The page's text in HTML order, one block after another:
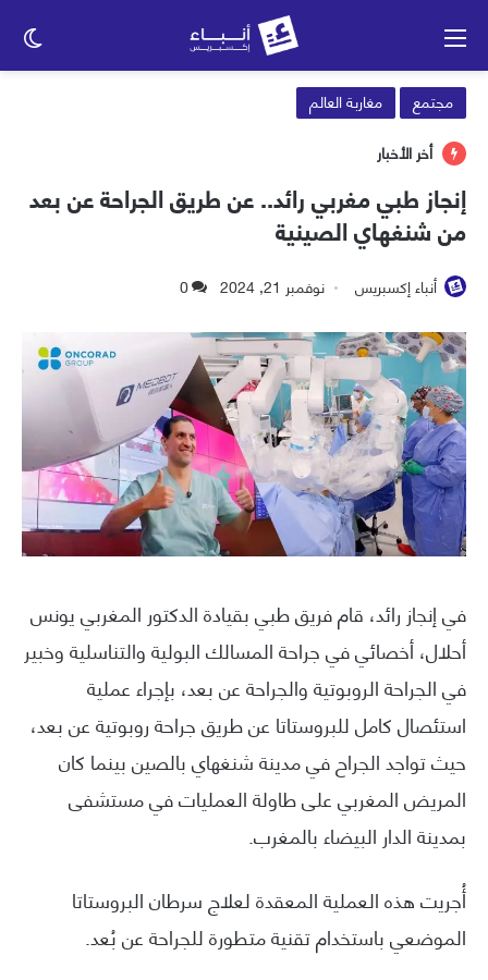
مجتمع
مغاربة العالم
أخر الأخبار
إنجاز طبي مغربي رائد.. عن طريق الجراحة عن بعد
من شنغهاي الصينية
أنباء إكسبريس نوفمبر 21, 2024 0
في إنجاز رائد، قام فريق طبي بقيادة الدكتور المغربي يونس
أحلال، أخصائي في جراحة المسالك البولية والتناسلية وخبير
في الجراحة الروبوتية والجراحة عن بعد، بإجراء عملية
استئصال كامل للبروستاتا عن طريق جراحة روبوتية عن بعد،
حيث تواجد الجراح في مدينة شنغهاي بالصين بينما كان
المريض المغربي على طاولة العمليات في مستشفى
بمدينة الدار البيضاء بالمغرب.
أُجريت هذه العملية المعقدة لعلاج سرطان البروستاتا
الموضعي باستخدام تقنية متطورة للجراحة عن بُعد.